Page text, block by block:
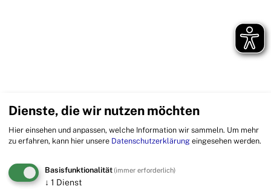
Dienste, die wir nutzen möchten
Hier einsehen und anpassen, welche Information wir sammeln. Um mehr
zu erfahren, kann hier unsere Datenschutzerklärung eingesehen werden.
Basisfunktionalität(immer erforderlich)
↓ 1 Dienst